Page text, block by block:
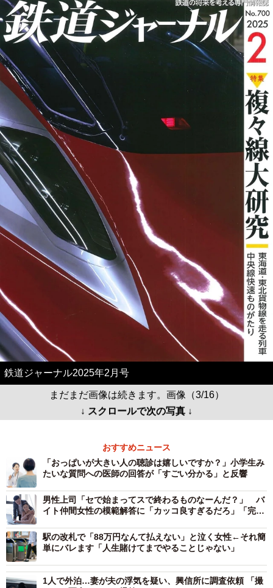
鉄道ジャーナル2025年2月号
まだまだ画像は続きます。画像（3/16）
↓ スクロールで次の写真 ↓
おすすめニュース
「おっぱいが大きい人の聴診は嬉しいですか？」小学生み
たいな質問への医師の回答が「すごい分かる」と反響
男性上司「セで始まってスで終わるものなーんだ？」 バ
イト仲間女性の模範解答に「カッコ良すぎるだろ」「完璧
駅の改札で「88万円なんて払えない」と泣く女性←それ簡
単にバレます「人生賭けてまでやることじゃない」
1人で外泊…妻が夫の浮気を疑い、興信所に調査依頼 「撮